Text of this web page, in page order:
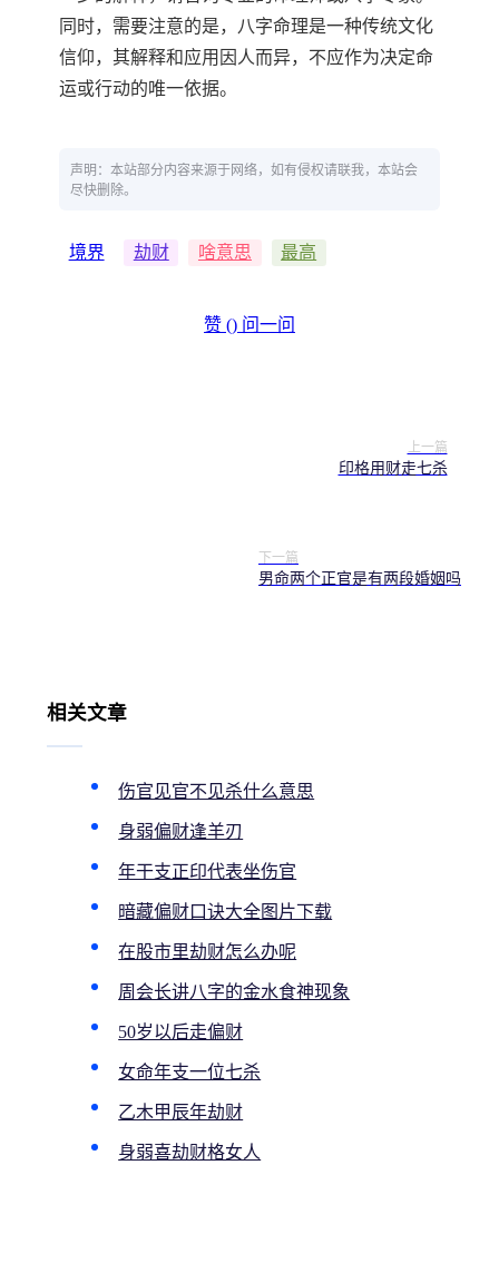
同时，需要注意的是，八字命理是一种传统文化
信仰，其解释和应用因人而异，不应作为决定命
运或行动的唯一依据。
声明：本站部分内容来源于网络，如有侵权请联我，本站会
尽快删除。
境界 劫财 啥意思 最高
赞 () 问一问
上一篇
印格用财走七杀
下一篇
男命两个正官是有两段婚姻吗
相关文章
伤官见官不见杀什么意思
身弱偏财逢羊刃
年干支正印代表坐伤官
暗藏偏财口诀大全图片下载
在股市里劫财怎么办呢
周会长讲八字的金水食神现象
50岁以后走偏财
女命年支一位七杀
乙木甲辰年劫财
身弱喜劫财格女人